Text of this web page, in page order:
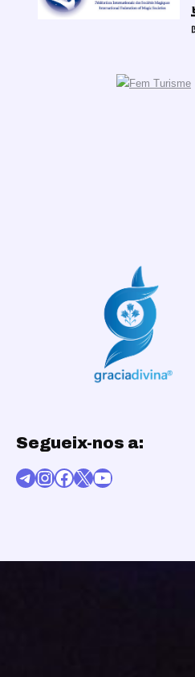
Segueix-nos a:
Telegram
Instagram
Facebook
X YouTube